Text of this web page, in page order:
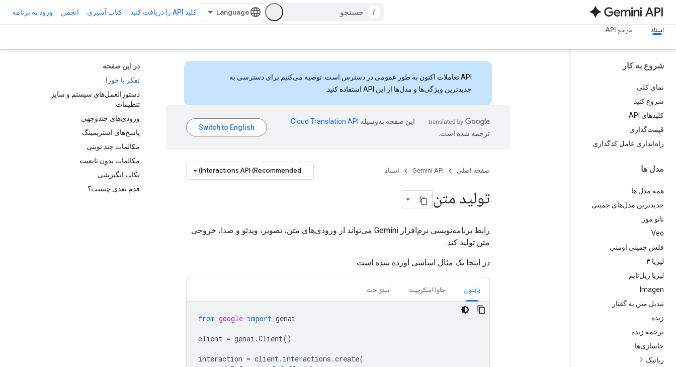
/ کلید API را دریافت کنید کتاب آشپزی انجمن ورود به برنامه
اسناد مرجع API
شروع به کار
نمای کلی
شروع کنید
کلیدهای API
قیمت‌گذاری
راه‌اندازی عامل کدگذاری
مدل ها
همه مدل ها
جدیدترین مدل‌های جمینی
نانو موز
Veo
فلش جمینی اومنی
لیریا ۳
لیریا ریل‌تایم
Imagen
تبدیل متن به گفتار
زنده
ترجمه زنده
جاسازی‌ها
رباتیک
در این صفحه
تفکر با جوزا
دستورالعمل‌های سیستم و سایر
تنظیمات
ورودی‌های چندوجهی
پاسخ‌های استریمینگ
مکالمات چند نوبتی
مکالمات بدون تابعیت
نکات انگیزشی
قدم بعدی چیست؟
API تعاملات
اکنون به طور عمومی در دسترس است. توصیه می‌کنیم برای دسترسی به
جدیدترین ویژگی‌ها و مدل‌ها از این API استفاده کنید.
این صفحه به‌وسیله
ترجمه شده است.
صفحه اصلی Gemini API اسناد Interactions API (Recommended)
تولید متن
رابط برنامه‌نویسی نرم‌افزار Gemini می‌تواند از ورودی‌های متن، تصویر، ویدئو و صدا، خروجی
متن تولید کند.
در اینجا یک مثال اساسی آورده شده است:
پایتون جاوا اسکریپت استراحت
from google import genai
client = genai .Client()
interaction = client. interactions .create(